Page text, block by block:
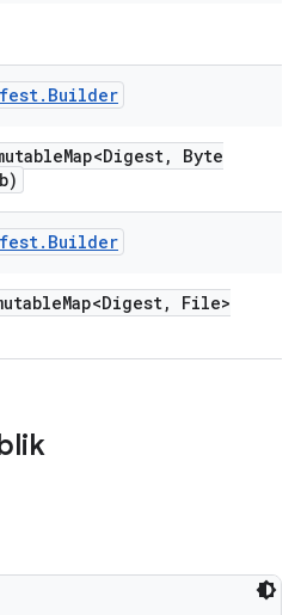
. Builder
Map<Digest,
Byte
. Builder
Map<Digest,
File>